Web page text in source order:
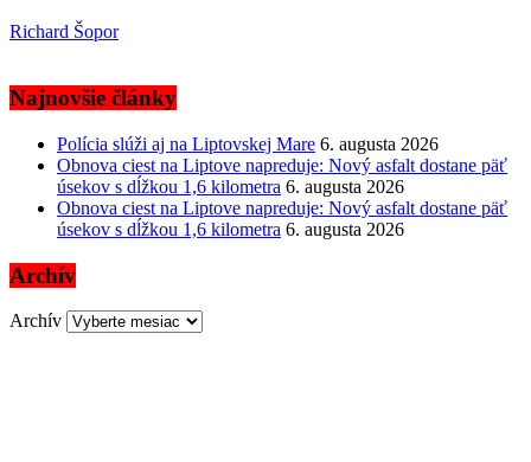
Richard Šopor
Najnovšie články
Polícia slúži aj na Liptovskej Mare 6. augusta 2026
Obnova ciest na Liptove napreduje: Nový asfalt dostane päť
úsekov s dĺžkou 1,6 kilometra 6. augusta 2026
Obnova ciest na Liptove napreduje: Nový asfalt dostane päť
úsekov s dĺžkou 1,6 kilometra 6. augusta 2026
Archív
Archív